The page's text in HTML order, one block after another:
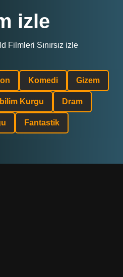
izle
Filmleri Sınırsız izle
Komedi Gizem
bilim Kurgu Dram
Fantastik